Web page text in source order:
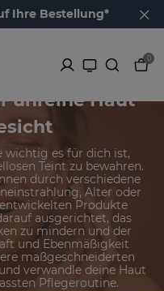
Ihre Bestellung*
0
unreine Haut
wichtig es für dich ist,
Teint zu bewahren.
durch verschiedene
Alter oder
Produkte
ausgerichtet, das
zu mindern und der
und Ebenmäßigkeit
maßgeschneiderten
verwandle deine Haut
Pflegeroutine.